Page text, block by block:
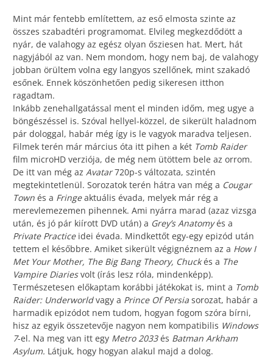
Mint már fentebb említettem, az eső elmosta szinte az
összes szabadtéri programomat. Elvileg megkezdődött a
nyár, de valahogy az egész olyan ősziesen hat. Mert, hát
nagyjából az van. Nem mondom, hogy nem baj, de valahogy
jobban örültem volna egy langyos szellőnek, mint szakadó
esőnek. Ennek köszönhetően pedig sikeresen itthon
ragadtam.
Inkább zenehallgatással ment el minden időm, meg ugye a
böngészéssel is. Szóval hellyel-közzel, de sikerült haladnom
pár dologgal, habár még így is le vagyok maradva teljesen.
Filmek terén már március óta itt pihen a két Tomb Raider
film microHD verziója, de még nem ütöttem bele az orrom.
De itt van még az Avatar720p-s változata, szintén
megtekintetlenül. Sorozatok terén hátra van még a Cougar
Town és a Fringeaktuális évada, melyek már rég a
merevlemezemen pihennek. Ami nyárra marad (azaz vizsga
után, és jó pár kiírott DVD után) a Grey’s Anatomyés a
Private Practice idei évada. Mindkettőt egy-egy epizód után
tettem el későbbre. Amiket sikerült végignéznem az a How I
Met Your Mother, The Big Bang Theory, Chuckés a The
Vampire Diariesvolt (írás lesz róla, mindenképp).
Természetesen előkaptam korábbi játékokat is, mint a Tomb
Raider: Underworldvagy a Prince Of Persia sorozat, habár a
harmadik epizódot nem tudom, hogyan fogom szóra bírni,
hisz az egyik összetevője nagyon nem kompatibilis Windows
7-el. Na meg van itt egy Metro 2033és Batman Arkham
Asylum. Látjuk, hogy hogyan alakul majd a dolog.